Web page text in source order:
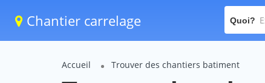
Chantier carrelage Quoi?
Accueil Trouver des chantiers batiment